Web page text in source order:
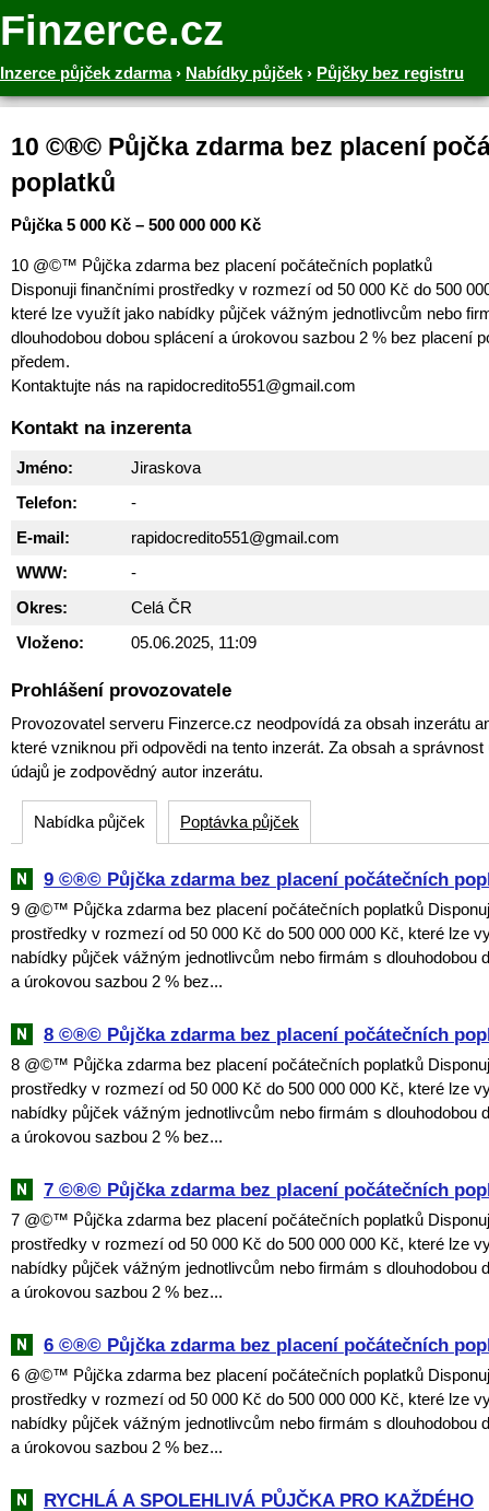
Finzerce.cz
Inzerce půjček zdarma› Nabídky půjček › Půjčky bez registru
10 ©®© Půjčka zdarma bez placení
poplatků
Půjčka 5 000 Kč – 500 000 000 Kč
10 @©™ Půjčka zdarma bez placení počátečních poplatků
Disponuji finančními prostředky v rozmezí od 50 000 Kč do 500
které lze využít jako nabídky půjček vážným jednotlivcům nebo
dlouhodobou dobou splácení a úrokovou sazbou 2 % bez placení
předem.
Kontaktujte nás na rapidocredito551@gmail.com
Kontakt na inzerenta
Jméno:
Jiraskova
Telefon:
-
E-mail:
rapidocredito551@gmail.com
WWW:
-
Okres:
Celá ČR
Vloženo:
05.06.2025, 11:09
Prohlášení provozovatele
Provozovatel serveru Finzerce.cz neodpovídá za obsah inzerátu
které vzniknou při odpovědi na tento inzerát. Za obsah a
údajů je zodpovědný autor inzerátu.
Nabídka půjček Poptávka půjček
9 ©®© Půjčka zdarma bez placení počátečních
9 @©™ Půjčka zdarma bez placení počátečních poplatků
prostředky v rozmezí od 50 000 Kč do 500 000 000 Kč, které lze
nabídky půjček vážným jednotlivcům nebo firmám s dlouhodobou
a úrokovou sazbou 2 % bez...
8 ©®© Půjčka zdarma bez placení počátečních
8 @©™ Půjčka zdarma bez placení počátečních poplatků
prostředky v rozmezí od 50 000 Kč do 500 000 000 Kč, které lze
nabídky půjček vážným jednotlivcům nebo firmám s dlouhodobou
a úrokovou sazbou 2 % bez...
7 ©®© Půjčka zdarma bez placení počátečních
7 @©™ Půjčka zdarma bez placení počátečních poplatků
prostředky v rozmezí od 50 000 Kč do 500 000 000 Kč, které lze
nabídky půjček vážným jednotlivcům nebo firmám s dlouhodobou
a úrokovou sazbou 2 % bez...
6 ©®© Půjčka zdarma bez placení počátečních
6 @©™ Půjčka zdarma bez placení počátečních poplatků
prostředky v rozmezí od 50 000 Kč do 500 000 000 Kč, které lze
nabídky půjček vážným jednotlivcům nebo firmám s dlouhodobou
a úrokovou sazbou 2 % bez...
RYCHLÁ A SPOLEHLIVÁ PŮJČKA PRO KAŽDÉHO